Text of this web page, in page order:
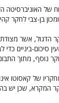
של האוניברסיטה
בן-צבי לחקר
הדגול, אשר
סיכום-ביניים
נוסף, מתוך
של קאסוטו
המקרא, שכן יש